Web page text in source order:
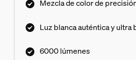
la mezcla de color de precisión
y prolonga la tira de luz para
personalización y escenas de
Mezcla de color de
Luz blanca auténtica y ultra
6000 lúmenes